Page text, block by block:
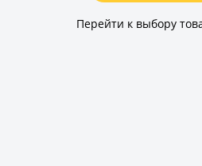
Перейти к выбору